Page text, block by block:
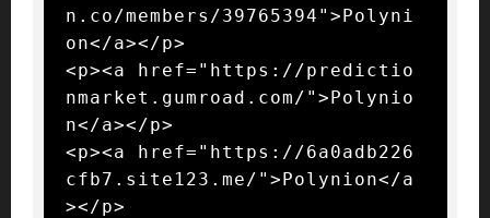
n.co/members/39765394">Polyni
on</a></p>
<p><a href="https://predictio
nmarket.gumroad.com/">Polynio
n</a></p>
<p><a href="https://6a0adb226
cfb7.site123.me/">Polynion</a
></p>